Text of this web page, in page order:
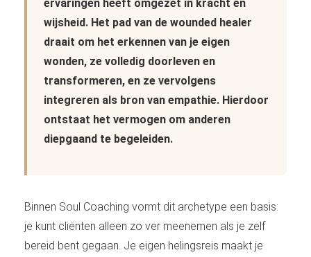
ervaringen heeft omgezet in kracht en
wijsheid. Het pad van de wounded healer
draait om het erkennen van je eigen
wonden, ze volledig doorleven en
transformeren, en ze vervolgens
integreren als bron van empathie. Hierdoor
ontstaat het vermogen om anderen
diepgaand te begeleiden.
Binnen Soul Coaching vormt dit archetype een basis:
je kunt cliënten alleen zo ver meenemen als je zelf
bereid bent gegaan. Je eigen helingsreis maakt je